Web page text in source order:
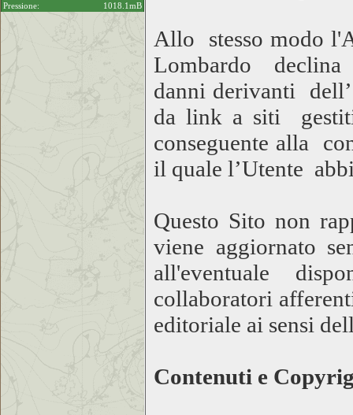
Pressione:
1018.1mB
Allo stesso modo
Lombardo declina
danni derivanti
da link a siti
conseguente alla
il quale l’Utente
Questo Sito non
viene aggiornato
all'eventuale
collaboratori
editoriale ai sensi
Contenuti e